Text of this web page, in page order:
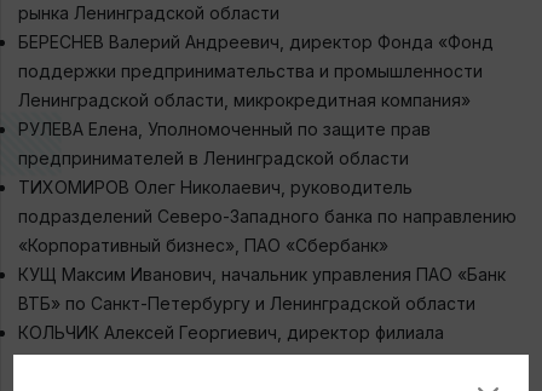
рынка Ленинградской области
БЕРЕСНЕВ Валерий Андреевич, директор Фонда «Фонд
поддержки предпринимательства и промышленности
Ленинградской области, микрокредитная компания»
РУЛЕВА Елена, Уполномоченный по защите прав
предпринимателей в Ленинградской области
ТИХОМИРОВ Олег Николаевич, руководитель
подразделений Северо-Западного банка по направлению
«Корпоративный бизнес», ПАО «Сбербанк»
КУЩ Максим Иванович, начальник управления ПАО «Банк
ВТБ» по Санкт-Петербургу и Ленинградской области
КОЛЬЧИК Алексей Георгиевич, директор филиала
АО«Россельхозбанк» в Санкт-Петербурге.